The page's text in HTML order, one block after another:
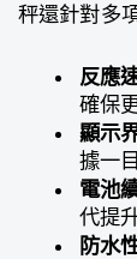
秤還針對多
反應
確保
顯示
據一
電池
代提
防水